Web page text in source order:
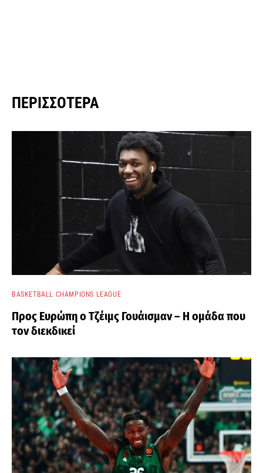
ΠΕΡΙΣΣΌΤΕΡΑ
BASKETBALL CHAMPIONS LEAGUE
Προς Ευρώπη ο Τζέιμς Γουάισμαν – Η ομάδα που
τον διεκδικεί